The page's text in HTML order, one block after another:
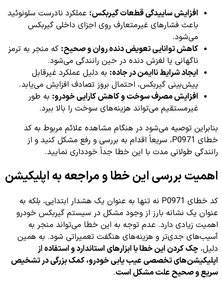
افزایش ساییدگی قطعات گیربکس: عملکرد نادرست سلونوئید
باعث فشارهای غیرمتعارف روی اجزای داخلی گیربکس
می‌شود.
کاهش توانایی تعویض دنده روان و صحیح: که منجر به ترمز
ناگهانی یا لغزش دنده در حین رانندگی می‌شود.
ایجاد شرایط ناایمن در جاده: به دلیل عملکرد غیرقابل
پیش‌بینی گیربکس، احتمال بروز تصادف افزایش می‌یابد.
افزایش مصرف سوخت و کاهش کارایی خودرو: به طور
غیرمستقیم می‌تواند هزینه‌های سوخت را بالا ببرد.
بنابراین توصیه می‌شود در هنگام مشاهده علائم مربوط به کد
خطای P0971، سریعاً اقدام به بررسی و رفع مشکل کنید و از
رانندگی طولانی مدت با این خطا جداً خودداری نمایید.
اهمیت بررسی این خطا و مراجعه به اپلیکیشن
کد خطای P0971 نه تنها به عنوان یک هشدار ابتدایی، بلکه به
عنوان یک نشانه بارز از وجود مشکل در سیستم گیربکس خودرو
اهمیت زیادی دارد. عدم توجه به این خطا می‌تواند منجر به
آسیب‌های جدی‌تر و هزینه‌های هنگفت تعمیراتی شود. به همین
دلیل، چک کردن این خطا با ابزارهای استاندارد و استفاده از
اپلیکیشن‌های تخصصی عیب یابی خودرو، کمک بزرگی در تشخیص
سریع و صحیح علت مشکل است.